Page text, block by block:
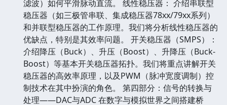
滤波）如何平滑脉动直流。 线性稳压器： 介绍串联型
稳压器（如三极管串联、集成稳压器78xx/79xx系列）
和并联型稳压器的工作原理。我们将分析线性稳压器的
优缺点，特别是其效率问题。 开关稳压器（SMPS）：
介绍降压（Buck）、升压（Boost）、升降压（Buck-
Boost）等基本开关稳压器拓扑。我们将重点讲解开关
稳压器的高效率原理，以及PWM（脉冲宽度调制）控
制技术在其中扮演的角色。 第四部分：信号的转换与
处理——DAC与ADC 在数字与模拟世界之间搭建桥